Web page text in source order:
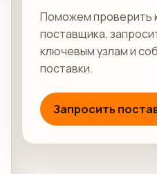
Поможем проверить
поставщика,
ключевым узлам и
поставки.
Запросить